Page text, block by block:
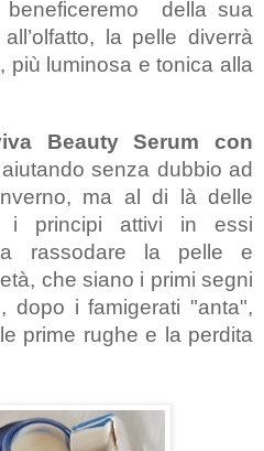
della sua
la pelle diverrà
più luminosa e tonica alla
Beauty Serum con
senza dubbio ad
ma al di là delle
i principi attivi in essi
a rassodare la pelle e
che siano i primi segni
dopo i famigerati "anta",
prime rughe e la perdita